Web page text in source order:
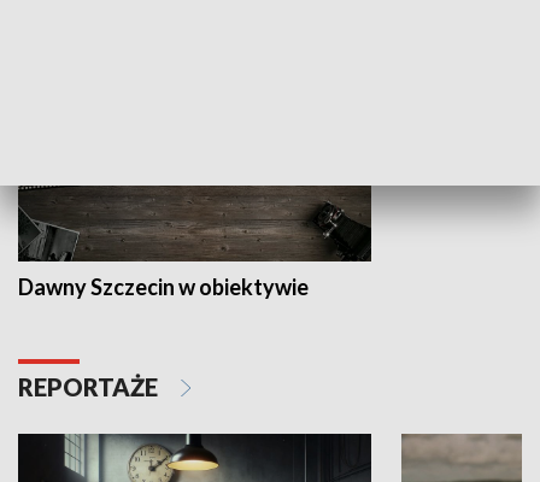
Dawny Szczecin w obiektywie
REPORTAŻE